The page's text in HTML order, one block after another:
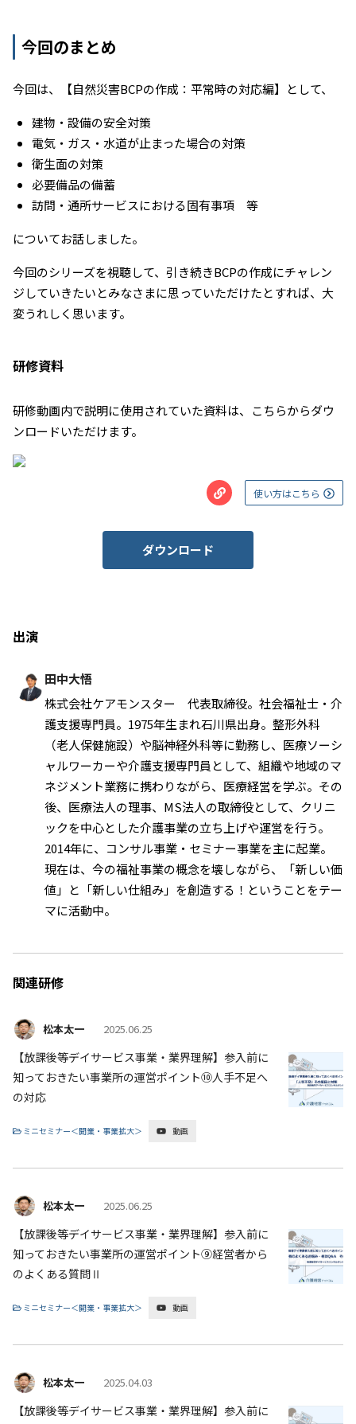
今回のまとめ
今回は、【自然災害BCPの作成：平常時の対応編】として、
建物・設備の安全対策
電気・ガス・水道が止まった場合の対策
衛生面の対策
必要備品の備蓄
訪問・通所サービスにおける固有事項 等
についてお話しました。
今回のシリーズを視聴して、引き続きBCPの作成にチャレン
ジしていきたいとみなさまに思っていただけたとすれば、大
変うれしく思います。
研修資料
研修動画内で説明に使用されていた資料は、こちらからダウ
ンロードいただけます。
使い方はこちら
ダウンロード
出演
田中大悟
株式会社ケアモンスター 代表取締役。社会福祉士・介
護支援専門員。1975年生まれ石川県出身。整形外科
（老人保健施設）や脳神経外科等に勤務し、医療ソーシ
ャルワーカーや介護支援専門員として、組織や地域のマ
ネジメント業務に携わりながら、医療経営を学ぶ。その
後、医療法人の理事、MS法人の取締役として、クリニ
ックを中心とした介護事業の立ち上げや運営を行う。
2014年に、コンサル事業・セミナー事業を主に起業。
現在は、今の福祉事業の概念を壊しながら、「新しい価
値」と「新しい仕組み」を創造する！ということをテー
マに活動中。
関連研修
松本太一 2025.06.25
【放課後等デイサービス事業・業界理解】参入前に
知っておきたい事業所の運営ポイント⑩人手不足へ
の対応
動画
ミニセミナー＜開業・事業拡大＞
松本太一 2025.06.25
【放課後等デイサービス事業・業界理解】参入前に
知っておきたい事業所の運営ポイント⑨経営者から
のよくある質問Ⅱ
動画
ミニセミナー＜開業・事業拡大＞
松本太一 2025.04.03
【放課後等デイサービス事業・業界理解】参入前に